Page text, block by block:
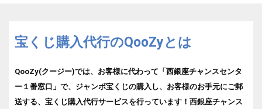
宝くじ購入代行のQooZyとは
QooZy(クージー)では、お客様に代わって「西銀座チャンスセンタ
ー１番窓口」で、ジャンボ宝くじの購入し、お客様のお手元にご郵
送する、宝くじ購入代行サービスを行っています！西銀座チャンス